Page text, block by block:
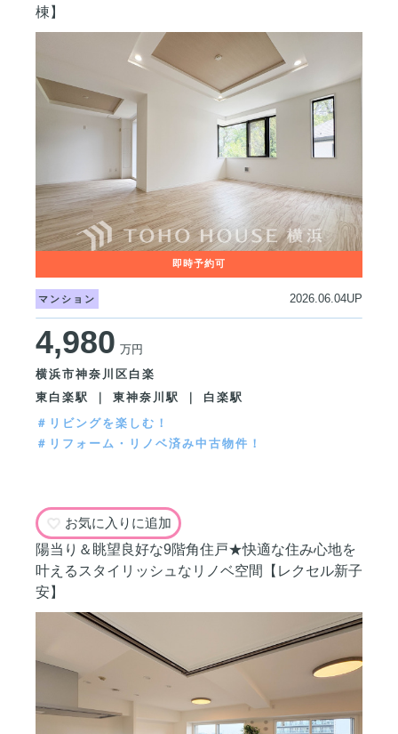
棟】
マンション 2026.06.04UP
4,980 万円
横浜市神奈川区白楽
東白楽駅 ｜ 東神奈川駅 ｜ 白楽駅
＃リビングを楽しむ！
＃リフォーム・リノベ済み中古物件！
お気に入りに追加
陽当り＆眺望良好な9階角住戸★快適な住み心地を
叶えるスタイリッシュなリノベ空間【レクセル新子
安】